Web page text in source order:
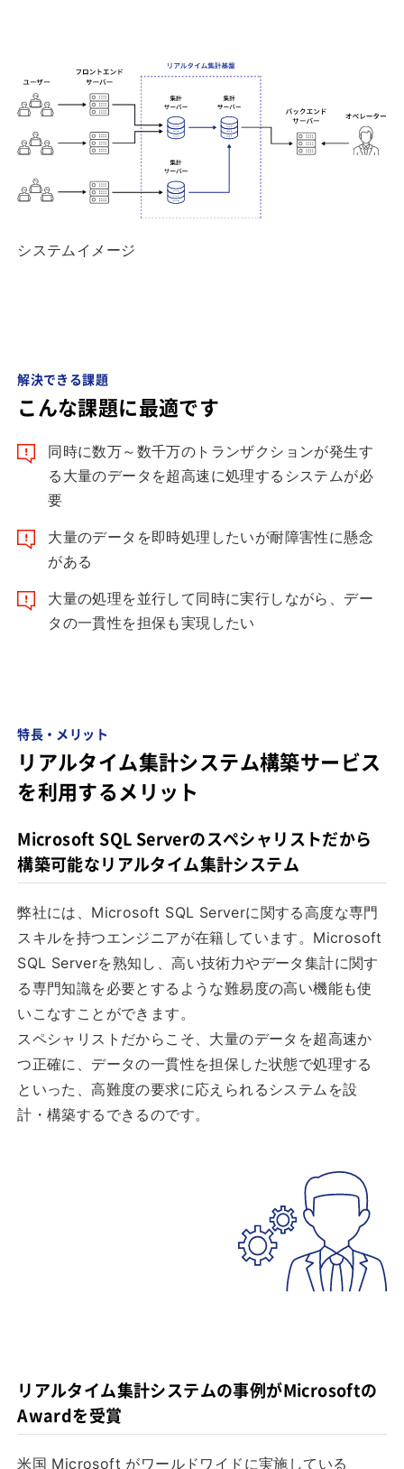
システムイメージ
解決できる課題
こんな課題に最適です
同時に数万～数千万のトランザクションが発生す
る大量のデータを超高速に処理するシステムが必
要
大量のデータを即時処理したいが耐障害性に懸念
がある
大量の処理を並行して同時に実行しながら、デー
タの一貫性を担保も実現したい
特長・メリット
リアルタイム集計システム構築サービス
を利用するメリット
Microsoft SQL Serverのスペシャリストだから
構築可能なリアルタイム集計システム
弊社には、Microsoft SQL Serverに関する高度な専門
スキルを持つエンジニアが在籍しています。Microsoft
SQL Serverを熟知し、高い技術力やデータ集計に関す
る専門知識を必要とするような難易度の高い機能も使
いこなすことができます。
スペシャリストだからこそ、大量のデータを超高速か
つ正確に、データの一貫性を担保した状態で処理する
といった、高難度の要求に応えられるシステムを設
計・構築するできるのです。
リアルタイム集計システムの事例がMicrosoftの
Awardを受賞
米国 Microsoft がワールドワイドに実施している